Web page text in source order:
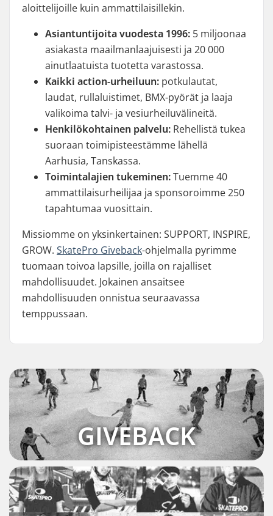
aloittelijoille kuin ammattilaisillekin.
Asiantuntijoita vuodesta 1996: 5 miljoonaa
asiakasta maailmanlaajuisesti ja 20 000
ainutlaatuista tuotetta varastossa.
Kaikki action-urheiluun: potkulautat,
laudat, rullaluistimet, BMX-pyörät ja laaja
valikoima talvi- ja vesiurheiluvälineitä.
Henkilökohtainen palvelu: Rehellistä tukea
suoraan toimipisteestämme lähellä
Aarhusia, Tanskassa.
Toimintalajien tukeminen:Tuemme 40
ammattilaisurheilijaa ja sponsoroimme 250
tapahtumaa vuosittain.
Missiomme on yksinkertainen: SUPPORT, INSPIRE,
GROW. SkatePro Giveback-ohjelmalla pyrimme
tuomaan toivoa lapsille, joilla on rajalliset
mahdollisuudet. Jokainen ansaitsee
mahdollisuuden onnistua seuraavassa
temppussaan.
GIVEBACK